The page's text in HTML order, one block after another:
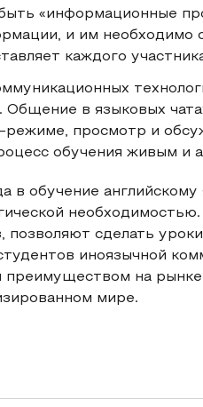
«информационные
и им необходимо
каждого
в языковых
режиме, просмотр и
обучения живым и
в обучение
позволяют сделать
иноязычной
преимуществом на
мире.